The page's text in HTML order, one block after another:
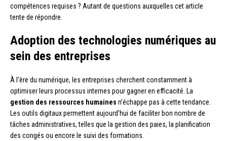
compétences requises ? Autant de questions auxquelles cet article
tente de répondre.
Adoption des technologies numériques au
sein des entreprises
À l’ère du numérique, les entreprises cherchent constamment à
optimiser leurs processus internes pour gagner en efficacité. La
gestion des ressources humaines n’échappe pas à cette tendance.
Les outils digitaux permettent aujourd’hui de faciliter bon nombre de
tâches administratives, telles que la gestion des paies, la planification
des congés ou encore le suivi des formations.